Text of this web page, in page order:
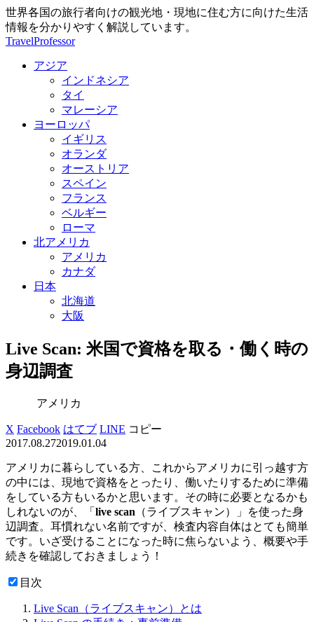
世界各国の旅行者向けの観光地・現地に住む方に向けた生活
情報を分かりやすく解説しています。
TravelProfessor
アジア
インドネシア
タイ
マレーシア
ヨーロッパ
イギリス
オランダ
オーストリア
スペイン
フランス
ベルギー
ローマ
北アメリカ
アメリカ
カナダ
日本
北海道
大阪
Live Scan: 米国で資格を取る・働く時の
身辺調査
アメリカ
X Facebook はてブ LINE コピー
2017.08.272019.01.04
アメリカに暮らしている方、これからアメリカに引っ越す方
の中には、現地で資格をとったり、働いたりするために準備
をしている方もいるかと思います。その時に必要となるかも
しれないのが、「 live scan （ライブスキャン）」を使った身
辺調査。耳慣れない名前ですが、検査内容自体はとても簡単
です。いざ受けることになった時に焦らないよう、概要や手
続きを確認しておきましょう！
目次
Live Scan（ライブスキャン）とは